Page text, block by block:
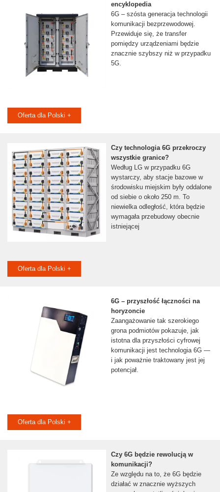
encyklopedia
6G – szósta generacja technologii
komunikacji bezprzewodowej.
Przewiduje się, że transfer
pomiędzy urządzeniami będzie
znacznie szybszy niż w przypadku
5G.
Oferta dla Polski +
Czy technologia 6G przekroczy
wszystkie granice?
Według LG w przypadku 6G
wystarczy, aby stacje bazowe w
środowisku miejskim były oddalone
od siebie o około 250 m. To
niewielka odległość, która będzie
wymagała przebudowy obecnie
istniejącej
Oferta dla Polski +
6G – przyszłość łączności na
horyzoncie
Zaangażowanie tak szerokiego
grona podmiotów pokazuje, jak
istotna dla przyszłości cyfrowej
komunikacji jest technologia 6G —
i jak poważnie traktowany jest jej
potencjał.
Oferta dla Polski +
Czy 6G będzie rewolucją w
komunikacji?
Ze względu na to, że 6G będzie
działać w znacznie wyższych